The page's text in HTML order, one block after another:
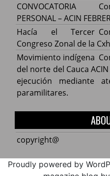
CONVOCATORIA
PERSONAL – ACIN
Hacía el Tercer
Congreso Zonal de la
Movimiento indígena
del norte del Cauca
ejecución mediante
paramilitares.
copyright@
Proudly powered by